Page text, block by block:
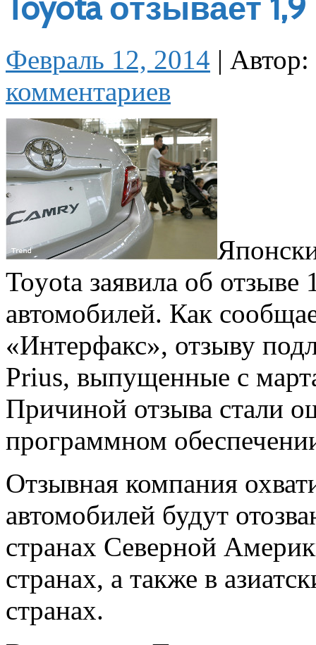
Toyota отзывает
Февраль 12, 2014 | Автор:
комментариев
Toyota заявила об
автомобилей. Как
«Интерфакс», отзыву
Prius, выпущенные с
Причиной отзыва стали
программном
Отзывная компания
автомобилей будут
странах Северной
странах, а также в
странах.